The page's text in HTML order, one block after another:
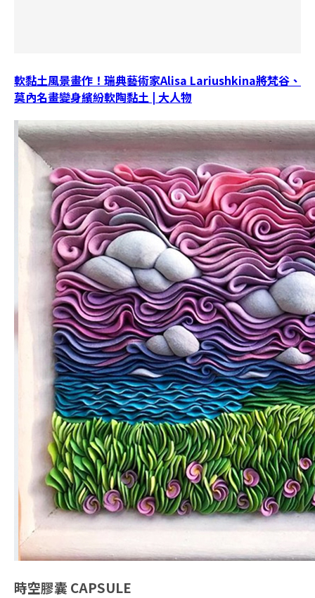
軟黏土風景畫作！瑞典藝術家Alisa Lariushkina將梵谷、
莫內名畫變身繽紛軟陶黏土 | 大人物
時空膠囊 CAPSULE